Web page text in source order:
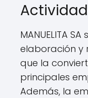
MANUELITA
elaboración y
que la
principales
Además, la